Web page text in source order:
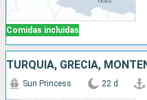
Comidas incluidas
Sun Princess 22 d